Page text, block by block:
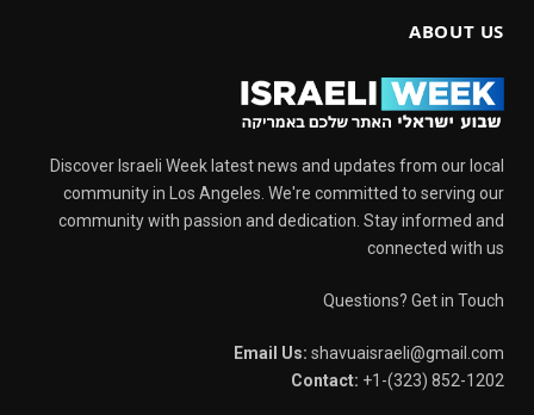
ABOUT US
Discover Israeli Week latest news and updates from our local
community in Los Angeles. We're committed to serving our
community with passion and dedication. Stay informed and
connected with us
Questions? Get in Touch
Email Us: shavuaisraeli@gmail.com
Contact: +1-(323) 852-1202